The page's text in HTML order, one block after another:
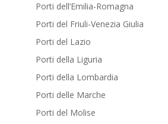
Porti dell’Emilia-Romagna
Porti del Friuli-Venezia Giulia
Porti del Lazio
Porti della Liguria
Porti della Lombardia
Porti delle Marche
Porti del Molise